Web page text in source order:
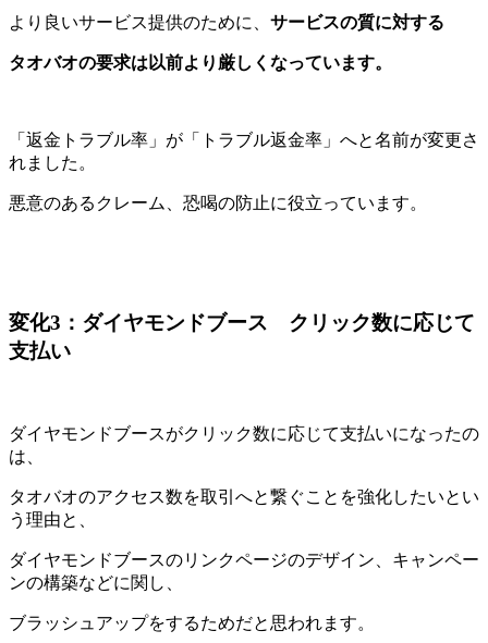
より良いサービス提供のために、 サービスの質に対する
タオバオの要求は以前より厳しくなっています。
「返金トラブル率」が「トラブル返金率」へと名前が変更さ
れました。
悪意のあるクレーム、恐喝の防止に役立っています。
変化3：ダイヤモンドブース クリック数に応じて
支払い
ダイヤモンドブースがクリック数に応じて支払いになったの
は、
タオバオのアクセス数を取引へと繋ぐことを強化したいとい
う理由と、
ダイヤモンドブースのリンクページのデザイン、キャンペー
ンの構築などに関し、
ブラッシュアップをするためだと思われます。